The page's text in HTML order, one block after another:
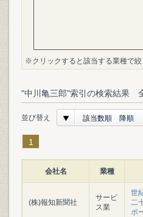
※クリックすると該当する業種で絞
"中川亀三郎"索引の検索結果
並び替え 該当数順 降順
1
会社名 業種
(株)報知新聞社
サービ
ス業
世
二
ポ